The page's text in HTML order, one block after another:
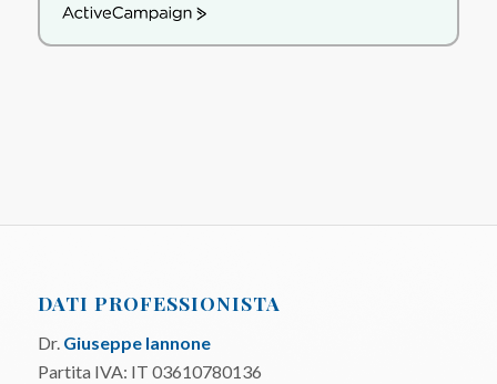
ActiveCampaign
DATI PROFESSIONISTA
Dr. Giuseppe Iannone
Partita IVA: IT 03610780136